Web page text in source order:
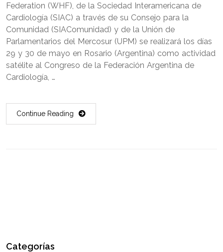
Federation (WHF), de la Sociedad Interamericana de
Cardiología (SIAC) a través de su Consejo para la
Comunidad (SIAComunidad) y de la Unión de
Parlamentarios del Mercosur (UPM) se realizará los días
29 y 30 de mayo en Rosario (Argentina) como actividad
satélite al Congreso de la Federación Argentina de
Cardiología, …
Continue Reading
Categorías